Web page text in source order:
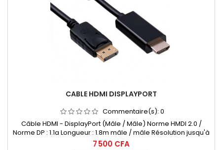
CABLE HDMI DISPLAYPORT
Commentaire(s): 0
Câble HDMI - DisplayPort (Mâle / Mâle) Norme HMDI 2.0 /
Norme DP : 1.1a Longueur : 1.8m mâle / mâle Résolution jusqu'à
4K@50/60Hz à 2160p
7 500 CFA